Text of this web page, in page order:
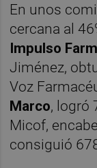
En unos
cercana al
Impulso
Jiménez,
Voz
Marco, logró
Micof,
consiguió